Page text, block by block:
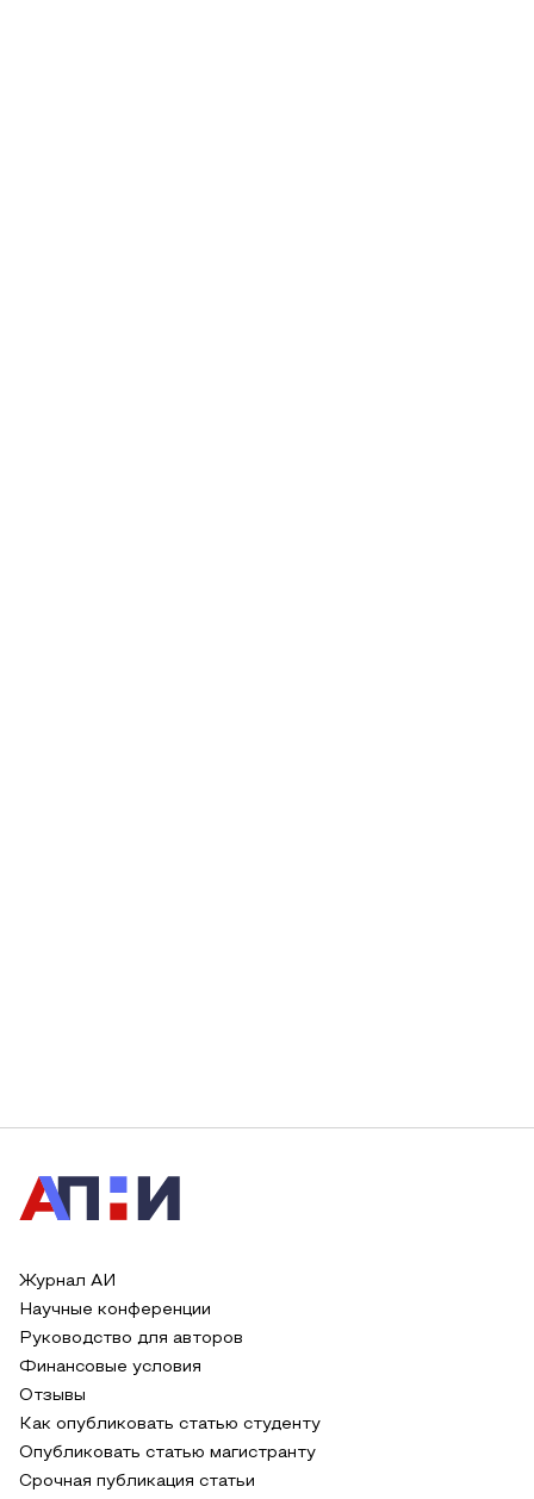
Журнал АИ
Научные конференции
Руководство для авторов
Финансовые условия
Отзывы
Как опубликовать статью студенту
Опубликовать статью магистранту
Срочная публикация статьи